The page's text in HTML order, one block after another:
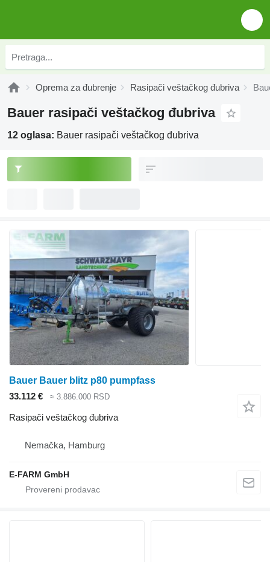
Oprema za đubrenje Rasipači veštačkog đubriva
Bauer rasipači veštačkog đubriva
12 oglasa: Bauer rasipači veštačkog đubriva
Bauer Bauer blitz p80 pumpfass
33.112 €
≈ 3.886.000 RSD
Rasipači veštačkog đubriva
Nemačka, Hamburg
E-FARM GmbH